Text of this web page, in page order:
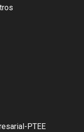
PTEE